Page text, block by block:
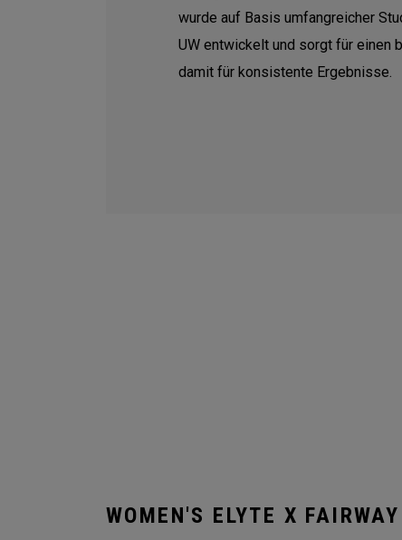
wurde auf Basis umfangreicher
UW entwickelt und sorgt für einen
damit für konsistente Ergebnisse.
WOMEN'S ELYTE X